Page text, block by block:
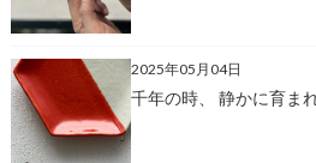
2025年05月04日
千年の時、 静かに育ま